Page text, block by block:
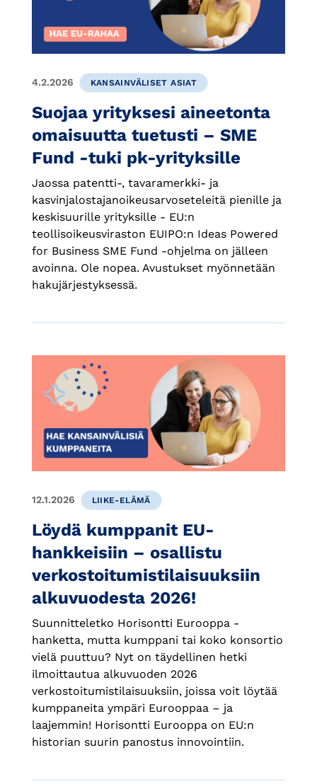
4.2.2026 KANSAINVÄLISET ASIAT
Suojaa yrityksesi aineetonta
omaisuutta tuetusti – SME
Fund -tuki pk-yrityksille
Jaossa patentti-, tavaramerkki- ja
kasvinjalostajanoikeusarvoseteleitä pienille ja
keskisuurille yrityksille - EU:n
teollisoikeusviraston EUIPO:n Ideas Powered
for Business SME Fund -ohjelma on jälleen
avoinna. Ole nopea. Avustukset myönnetään
hakujärjestyksessä.
12.1.2026 LIIKE-ELÄMÄ
Löydä kumppanit EU-
hankkeisiin – osallistu
verkostoitumistilaisuuksiin
alkuvuodesta 2026!
Suunnitteletko Horisontti Eurooppa -
hanketta, mutta kumppani tai koko konsortio
vielä puuttuu? Nyt on täydellinen hetki
ilmoittautua alkuvuoden 2026
verkostoitumistilaisuuksiin, joissa voit löytää
kumppaneita ympäri Eurooppaa – ja
laajemmin! Horisontti Eurooppa on EU:n
historian suurin panostus innovointiin.